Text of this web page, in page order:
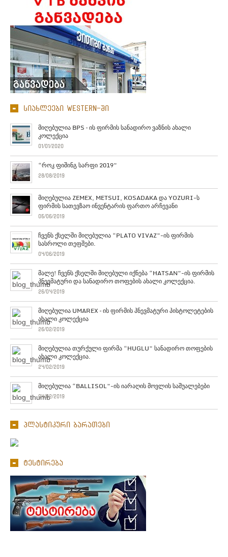
სიახლეები Western-ში
მიღებულია BPS – ის ფირმის სანადირო ვაზნის ახალი
კოლექცია
01/01/2020
“როკ ფიშინგ სარფი 2019”
28/08/2019
მიღებულია ZEMEX, METSUI, KOSADAKA და YOZURI-ს
ფირმის სათევზაო ინვენტარის ფართო არჩევანი
05/06/2019
ჩვენს ქსელში მიღებულია “PLATO VIVAZ”-ის ფირმის
სასროლი თეფშები.
04/06/2019
მალე! ჩვენს ქსელში მიღებული იქნება “HATSAN”-ის ფირმის
პნევმატური და სანადირო თოფების ახალი კოლექცია.
26/04/2019
მიღებულია UMAREX – ის ფირმის პნევმატური პისტოლეტების
ახალი კოლექცია
26/02/2019
მიღებულია თურქული ფირმა “HUGLU” სანადირო თოფების
ახალი კოლექცია.
24/02/2019
მიღებულია “BALLISOL”-ის იარაღის მოვლის საშუალებები
04/02/2019
პლასტიკური ბარათები
ტესტირება